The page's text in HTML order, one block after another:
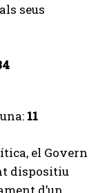
seus
11
el Govern
dispositiu